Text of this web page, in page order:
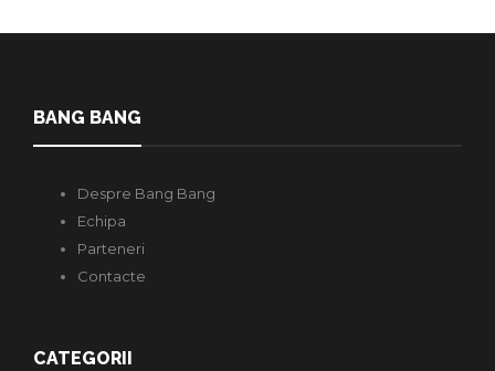
BANG BANG
Despre Bang Bang
Echipa
Parteneri
Contacte
CATEGORII